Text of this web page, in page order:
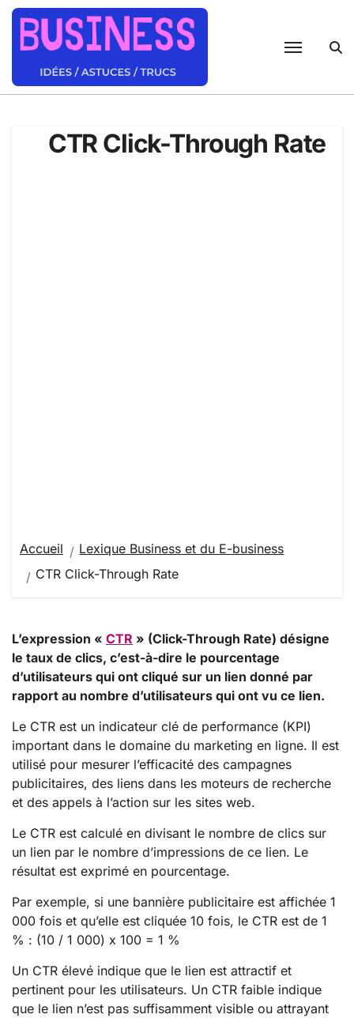
Passer
contenu
CTR Click-Through Rate
Accueil
Lexique Business et du E-business
CTR Click-Through Rate
L’expression « CTR » (Click-Through Rate) désigne
le taux de clics, c’est-à-dire le pourcentage
d’utilisateurs qui ont cliqué sur un lien donné par
rapport au nombre d’utilisateurs qui ont vu ce lien.
Le CTR est un indicateur clé de performance (KPI)
important dans le domaine du marketing en ligne. Il est
utilisé pour mesurer l’efficacité des campagnes
publicitaires, des liens dans les moteurs de recherche
et des appels à l’action sur les sites web.
Le CTR est calculé en divisant le nombre de clics sur
un lien par le nombre d’impressions de ce lien. Le
résultat est exprimé en pourcentage.
Par exemple, si une bannière publicitaire est affichée 1
000 fois et qu’elle est cliquée 10 fois, le CTR est de 1
% : (10 / 1 000) x 100 = 1 %
Un CTR élevé indique que le lien est attractif et
pertinent pour les utilisateurs. Un CTR faible indique
que le lien n’est pas suffisamment visible ou attrayant